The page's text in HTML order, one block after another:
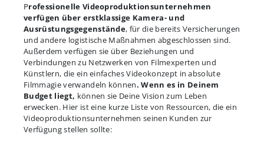
Professionelle Videoproduktionsunternehmen
verfügen über erstklassige Kamera- und
Ausrüstungsgegenstände, für die bereits Versicherungen
und andere logistische Maßnahmen abgeschlossen sind.
Außerdem verfügen sie über Beziehungen und
Verbindungen zu Netzwerken von Filmexperten und
Künstlern, die ein einfaches Videokonzept in absolute
Filmmagie verwandeln können. Wenn es in Deinem
Budget liegt, können sie Deine Vision zum Leben
erwecken. Hier ist eine kurze Liste von Ressourcen, die ein
Videoproduktionsunternehmen seinen Kunden zur
Verfügung stellen sollte: